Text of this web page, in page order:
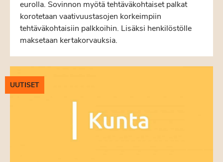
eurolla. Sovinnon myötä tehtäväkohtaiset palkat
korotetaan vaativuustasojen korkeimpiin
tehtäväkohtaisiin palkkoihin. Lisäksi henkilöstölle
maksetaan kertakorvauksia.
UUTISET